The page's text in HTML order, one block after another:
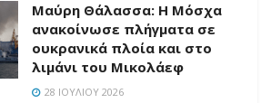
Μαύρη Θάλασσα: Η Μόσχα
ανακοίνωσε πλήγματα σε
ουκρανικά πλοία και στο
λιμάνι του Μικολάεφ
28 ΙΟΥΛΊΟΥ 2026